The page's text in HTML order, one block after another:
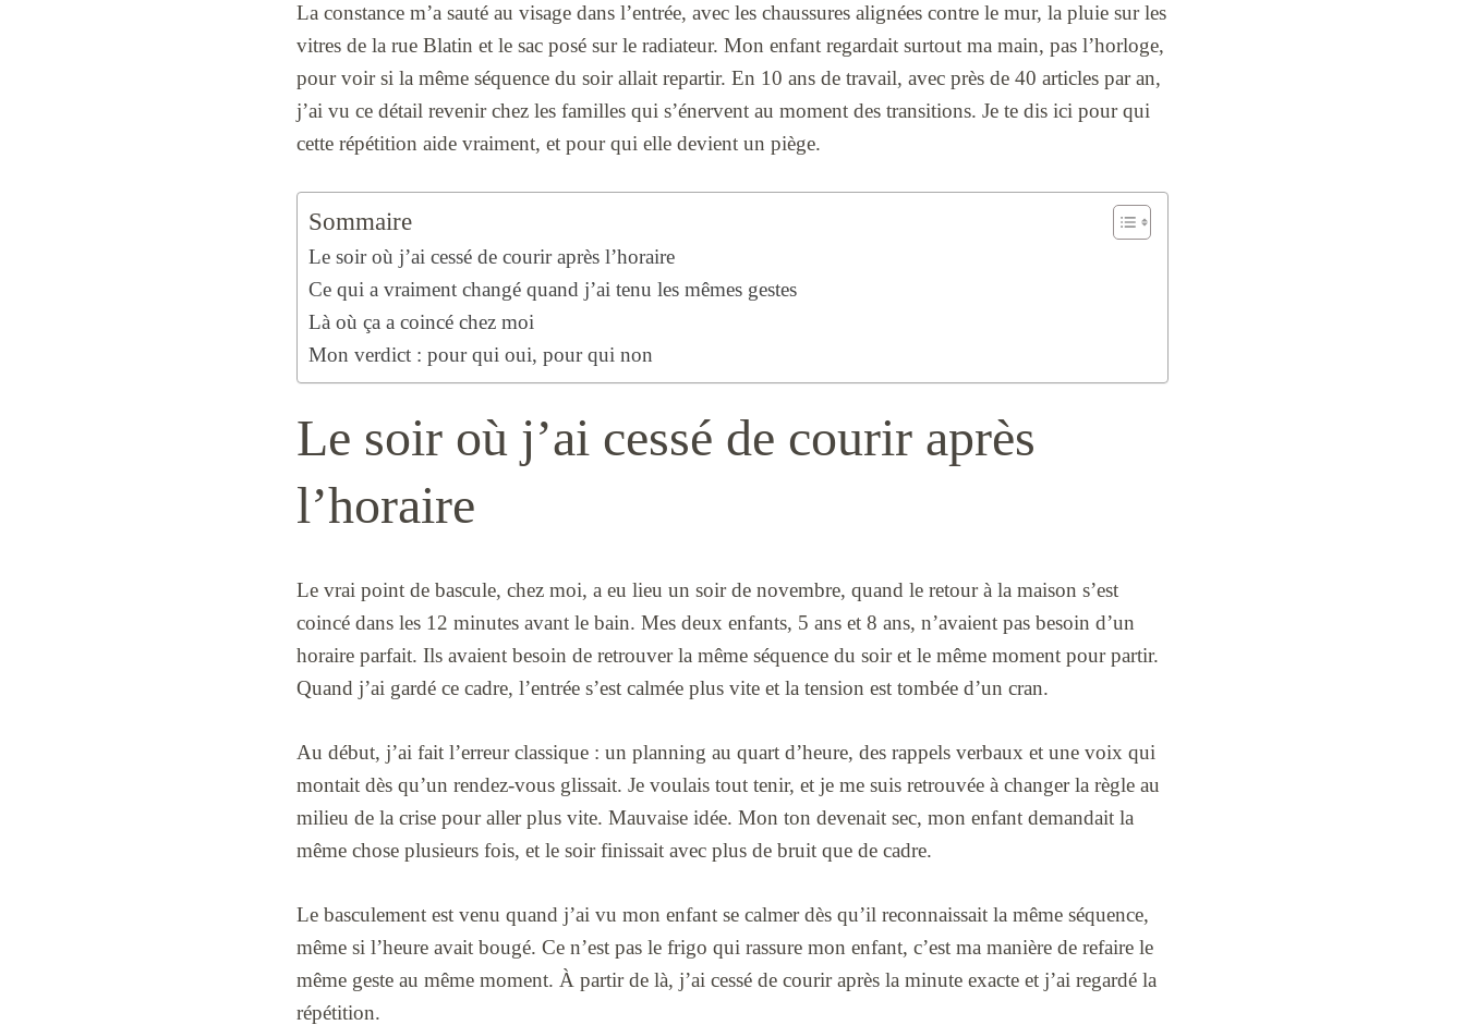
La constance m’a sauté au visage dans l’entrée, avec les chaussures alignées contre le mur, la pluie sur les
vitres de la rue Blatin et le sac posé sur le radiateur. Mon enfant regardait surtout ma main, pas l’horloge,
pour voir si la même séquence du soir allait repartir. En 10 ans de travail, avec près de 40 articles par an,
j’ai vu ce détail revenir chez les familles qui s’énervent au moment des transitions. Je te dis ici pour qui
cette répétition aide vraiment, et pour qui elle devient un piège.
Sommaire
Le soir où j’ai cessé de courir après l’horaire
Ce qui a vraiment changé quand j’ai tenu les mêmes gestes
Là où ça a coincé chez moi
Mon verdict : pour qui oui, pour qui non
Le soir où j’ai cessé de courir après
l’horaire
Le vrai point de bascule, chez moi, a eu lieu un soir de novembre, quand le retour à la maison s’est
coincé dans les 12 minutes avant le bain. Mes deux enfants, 5 ans et 8 ans, n’avaient pas besoin d’un
horaire parfait. Ils avaient besoin de retrouver la même séquence du soir et le même moment pour partir.
Quand j’ai gardé ce cadre, l’entrée s’est calmée plus vite et la tension est tombée d’un cran.
Au début, j’ai fait l’erreur classique : un planning au quart d’heure, des rappels verbaux et une voix qui
montait dès qu’un rendez-vous glissait. Je voulais tout tenir, et je me suis retrouvée à changer la règle au
milieu de la crise pour aller plus vite. Mauvaise idée. Mon ton devenait sec, mon enfant demandait la
même chose plusieurs fois, et le soir finissait avec plus de bruit que de cadre.
Le basculement est venu quand j’ai vu mon enfant se calmer dès qu’il reconnaissait la même séquence,
même si l’heure avait bougé. Ce n’est pas le frigo qui rassure mon enfant, c’est ma manière de refaire le
même geste au même moment. À partir de là, j’ai cessé de courir après la minute exacte et j’ai regardé la
répétition.